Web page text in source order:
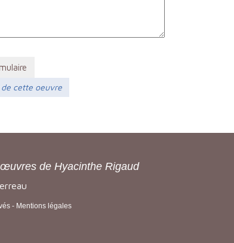
de cette oeuvre
de Hyacinthe Rigaud
- Mentions légales